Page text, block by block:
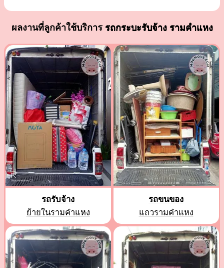
ผลงานที่ลูกค้าใช้บริการ รถกระบะรับจ้าง รามคำแหง
รถรับจ้าง
ย้ายในรามคำแหง
รถขนของ
แถวรามคำแหง